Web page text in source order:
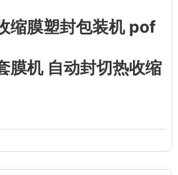
缩膜塑封包装机 pof
膜机 自动封切热收缩